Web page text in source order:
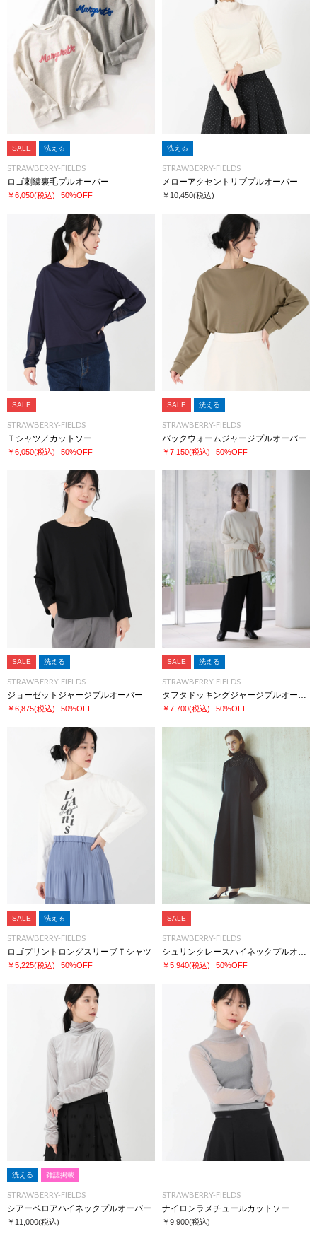
SALE 洗える
STRAWBERRY-FIELDS
ロゴ刺繍裏毛プルオーバー
￥6,050(税込) 50%OFF
洗える
STRAWBERRY-FIELDS
メローアクセントリブプルオーバー
￥10,450(税込)
SALE
STRAWBERRY-FIELDS
Ｔシャツ／カットソー
￥6,050(税込) 50%OFF
SALE 洗える
STRAWBERRY-FIELDS
バックウォームジャージプルオーバー
￥7,150(税込) 50%OFF
SALE 洗える
STRAWBERRY-FIELDS
ジョーゼットジャージプルオーバー
￥6,875(税込) 50%OFF
SALE 洗える
STRAWBERRY-FIELDS
￥7,700(税込) 50%OFF
SALE 洗える
STRAWBERRY-FIELDS
ロゴプリントロングスリーブＴシャツ
￥5,225(税込) 50%OFF
SALE
STRAWBERRY-FIELDS
￥5,940(税込) 50%OFF
洗える 雑誌掲載
STRAWBERRY-FIELDS
シアーベロアハイネックプルオーバー
￥11,000(税込)
STRAWBERRY-FIELDS
ナイロンラメチュールカットソー
￥9,900(税込)